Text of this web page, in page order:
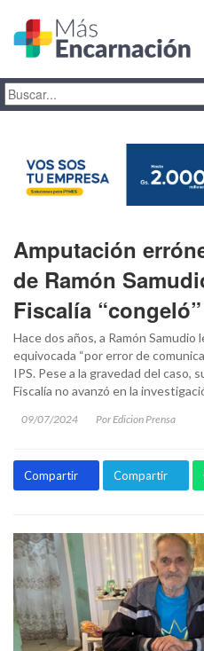
Amputación
de Ramón
Fiscalía
Hace dos años, a Ramón Samudio
equivocada “por error de
IPS. Pese a la gravedad del caso,
Fiscalía no avanzó en la
09/07/2024 Por Edicion Prensa
Compartir Compartir